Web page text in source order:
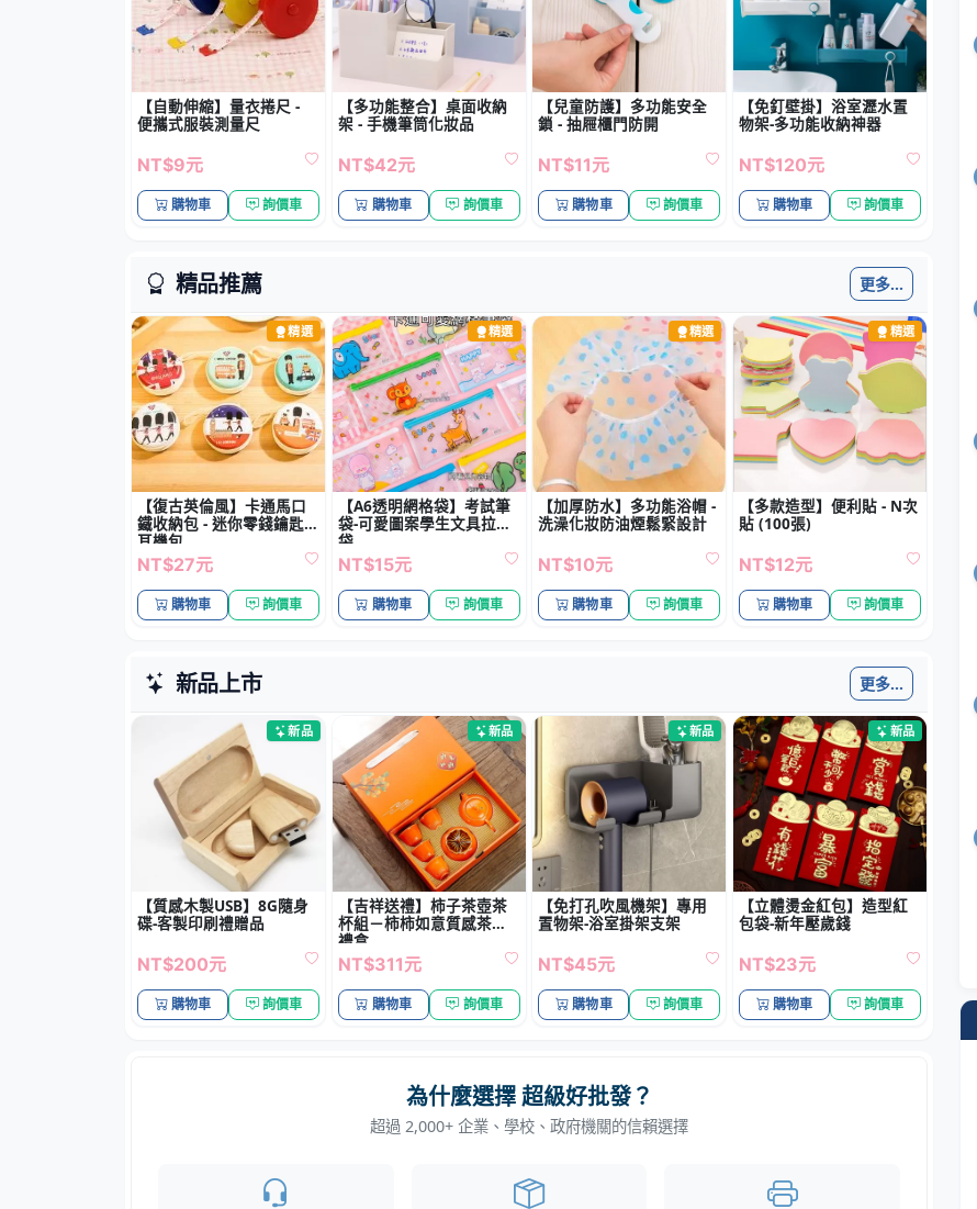
購物車 詢價車 購物車 詢價車 購物車 購物車 詢價車
精品推薦 更多...
精選
【復古英倫風】卡通馬口
鐵收納包 - 迷你零錢鑰匙
耳機包
NT$27元
購物車 詢價車
精選
【A6透明網格袋】考試筆
袋-可愛圖案學生文具拉鍊
袋
NT$15元
購物車 詢價車
精選
【加厚防水】多功能浴帽 -
洗澡化妝防油煙鬆緊設計
NT$10元
購物車 詢價車
精選
【多款造型】便利貼 - N次
貼 (100張)
NT$12元
購物車 詢價車
新品上市 更多...
新品
【質感木製USB】8G隨身
碟-客製印刷禮贈品
NT$200元
購物車 詢價車
新品
【吉祥送禮】柿子茶壺茶
杯組－柿柿如意質感茶具
禮盒
NT$311元
購物車 詢價車
新品
【免打孔吹風機架】專用
置物架-浴室掛架支架
NT$45元
購物車 詢價車
新品
【立體燙金紅包】造型紅
包袋-新年壓歲錢
NT$23元
購物車 詢價車
為什麼選擇 超級好批發？
網拍貨源、贈品禮品、百貨批發一站
搞定
價格公開透明，批發越多越便宜
蝦皮、網拍開店進貨，當老闆不是夢